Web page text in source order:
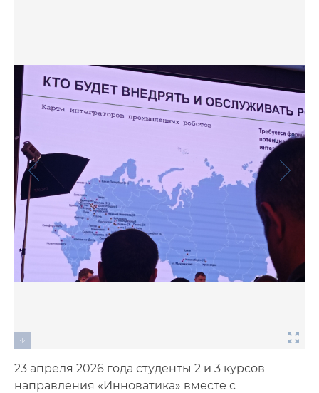
23 апреля 2026 года студенты 2 и 3 курсов
направления «Инноватика» вместе с